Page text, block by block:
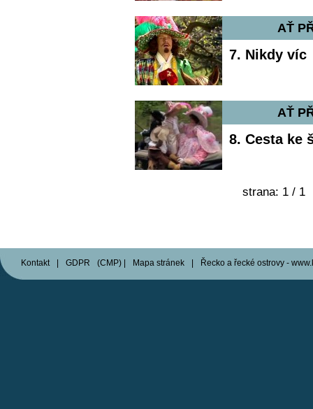
AŤ
7. Nikdy víc
AŤ
8. Cesta ke
strana: 1 / 1
Kontakt GDPR (CMP) Mapa stránek Řecko a řecké ostrovy -